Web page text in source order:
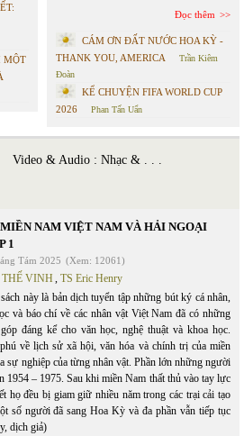
MỘT
Đọc thêm
CÁM ƠN ĐẤT NƯỚC HOA KỲ -
THANK YOU, AMERICA
Trần Kiêm
Đoàn
KỂ CHUYỆN FIFA WORLD CUP
2026
Phan Tấn Uẩn
Video & Audio : Nhạc & . . .
NAM VIỆT NAM VÀ HẢI NGOẠI
1
Tám 2025 (Xem: 12061)
THẾ VINH, TS Eric Henry
này là bản dịch tuyển tập những bút ký cá nhân,
và báo chí về các nhân vật Việt Nam đã có những
đáng kể cho văn học, nghệ thuật và khoa học.
về lịch sử xã hội, văn hóa và chính trị của miền
sự nghiệp của từng nhân vật. Phần lớn những người
1954 – 1975. Sau khi miền Nam thất thủ vào tay lực
họ đều bị giam giữ nhiều năm trong các trại cải tạo
số người đã sang Hoa Kỳ và đa phần vẫn tiếp tục
dịch giả)